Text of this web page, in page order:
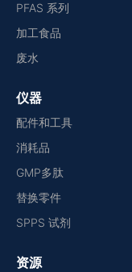
PFAS 系列
加工食品
废水
仪器
配件和工具
消耗品
GMP多肽
替换零件
SPPS 试剂
资源